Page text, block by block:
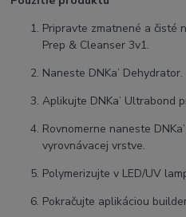
Pripravte zmatnené a čisté
Prep & Cleanser 3v1.
Naneste DNKa’ Dehydrator.
Aplikujte DNKa’ Ultrabond
Rovnomerne naneste
vyrovnávacej vrstve.
Polymerizujte v LED/UV
Pokračujte aplikáciou